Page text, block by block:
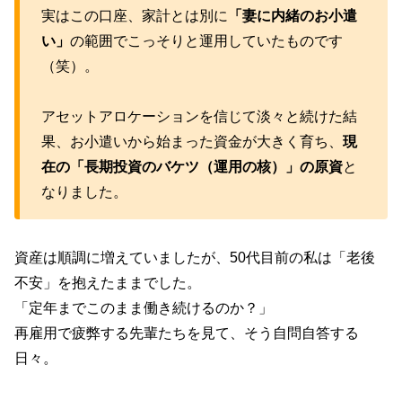
実はこの口座、家計とは別に
「妻に内緒のお小遣
い」 の範囲でこっそりと運用していたものです
（笑）。
アセットアロケーションを信じて淡々と続けた結
果、お小遣いから始まった資金が大きく育ち、 現
在の「長期投資のバケツ（運用の核）」の原資と
なりました。
資産は順調に増えていましたが、50代目前の私は「老後
不安」を抱えたままでした。
「定年までこのまま働き続けるのか？」
再雇用で疲弊する先輩たちを見て、そう自問自答する
日々。